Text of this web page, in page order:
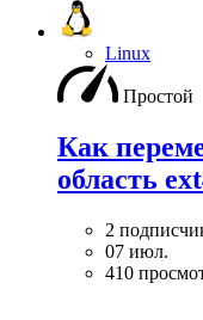
Linux
Простой
Как
область
2
07 июл.
410